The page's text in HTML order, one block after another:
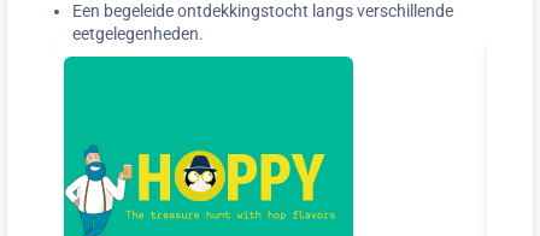
Een begeleide ontdekkingstocht langs verschillende
eetgelegenheden.